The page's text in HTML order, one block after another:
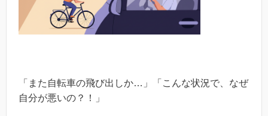
「また自転車の飛び出しか…」「こんな状況で、なぜ
自分が悪いの？！」